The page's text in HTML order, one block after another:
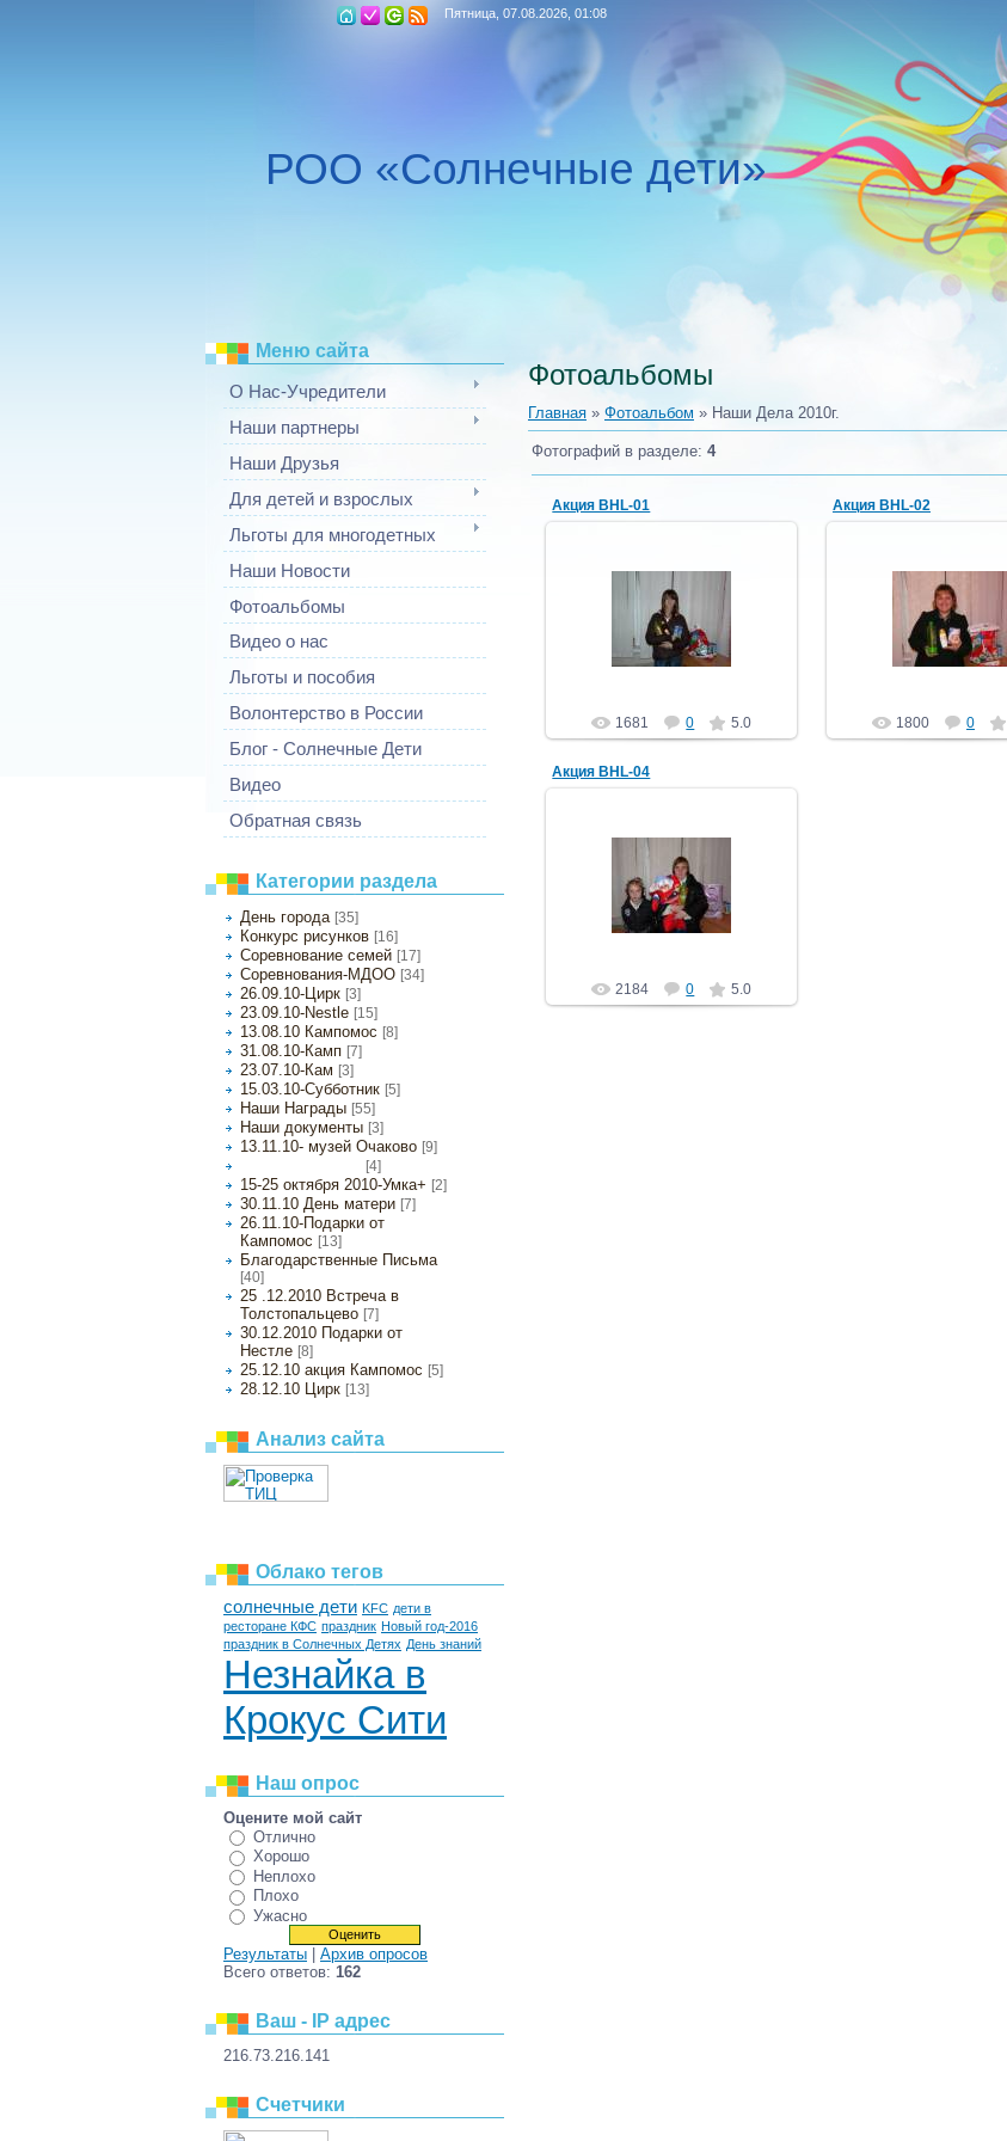
Пятница, 07.08.2026, 01:08
РОО «Солнечные дети»
Меню сайта
О Нас-Учредители
Наши партнеры
Наши Друзья
Для детей и взрослых
Льготы для многодетных
Наши Новости
Фотоальбомы
Видео о нас
Льготы и пособия
Волонтерство в России
Блог - Солнечные Дети
Видео
Обратная связь
Категории раздела
День города [35]
Конкурс рисунков [16]
Соревнование семей [17]
Соревнования-МДОО [34]
26.09.10-Цирк [3]
23.09.10-Nestle [15]
13.08.10 Кампомос [8]
31.08.10-Камп [7]
23.07.10-Кам [3]
15.03.10-Субботник [5]
Наши Награды [55]
Наши документы [3]
13.11.10- музей Очаково [9]
[4]
15-25 октября 2010-Умка+ [2]
30.11.10 День матери [7]
26.11.10-Подарки от
Кампомос [13]
Благодарственные Письма
[40]
25 .12.2010 Встреча в
Толстопальцево [7]
30.12.2010 Подарки от
Нестле [8]
25.12.10 акция Кампомос [5]
28.12.10 Цирк [13]
Анализ сайта
Облако тегов
солнечные дети KFC дети в
ресторане КФС праздник Новый год-2016
праздник в Солнечных Детях День знаний
Незнайка в
Крокус Сити
Наш опрос
Оцените мой сайт
Отлично
Хорошо
Неплохо
Плохо
Ужасно
Результаты
Архив опросов
Всего ответов: 162
Ваш - IP адрес
216.73.216.141
Счетчики
Фотоальбомы
Главная » Фотоальбом » Наши Дела 2010г.
Фотографий в разделе: 4
Акция BHL-01
23.11.2010
Solnechnyedeti
1681 0 5.0
Акция BHL-02
23.11.2010
Solnechnyedeti
1800 0
Акция BHL-04
23.11.2010
Solnechnyedeti
2184 0 5.0